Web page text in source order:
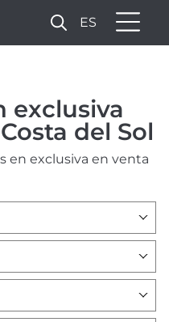
ES
exclusiva
del Sol
en exclusiva en venta